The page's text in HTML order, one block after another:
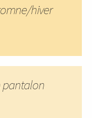
hiver
pantalon